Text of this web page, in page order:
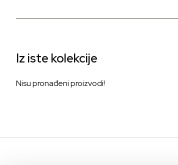
Iz iste kolekcije
Nisu pronađeni proizvodi!